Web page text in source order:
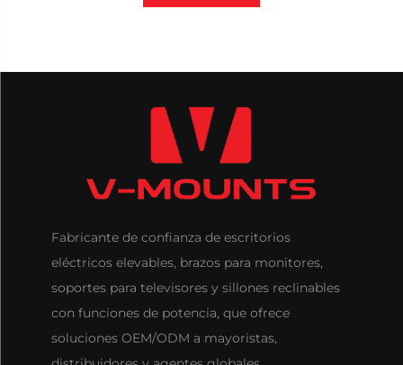
Fabricante de confianza de escritorios
eléctricos elevables, brazos para monitores,
soportes para televisores y sillones reclinables
con funciones de potencia, que ofrece
soluciones OEM/ODM a mayoristas,